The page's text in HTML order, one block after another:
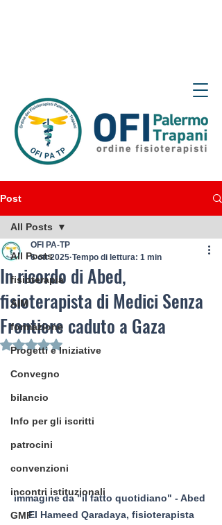
Post
All Posts
fisioterapia
AIM
formazione
Progetti e Iniziative
Convegno
bilancio
Info per gli iscritti
patrocini
convenzioni
incontri istituzionali
GMF
All Posts
In ricordo di Abed,
fisioterapista di Medici Senza
Frontiere caduto a Gaza
OFI PA-TP
6 ott 2025 Tempo di lettura: 1 min
Valutazione NaN stelle su 5.
immagine da "il fatto quotidiano" - Abed
El Hameed Qaradaya, fisioterapista